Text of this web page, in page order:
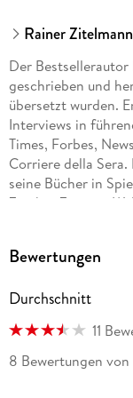
Rainer Zitelmann
Der Bestsellerautor
geschrieben und
übersetzt wurden.
Interviews in
Times, Forbes,
Corriere della
seine Bücher in
Zürcher Zeitung,
Bewertungen
Durchschnitt
11
8 Bewertungen von